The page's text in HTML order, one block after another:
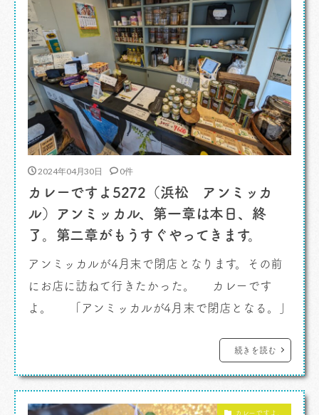
2024年04月30日 0件
カレーですよ5272（浜松 アンミッカ
ル）アンミッカル、第一章は本日、終
了。第二章がもうすぐやってきます。
アンミッカルが4月末で閉店となります。その前
にお店に訪ねて行きたかった。 カレーです
よ。 「アンミッカルが4月末で閉店となる。」
かな。正しくは、 「持ち帰り惣菜・お弁当の専
門店の、 「テイクアウト専門スパイスカレー
続きを読む
カレーですよ。